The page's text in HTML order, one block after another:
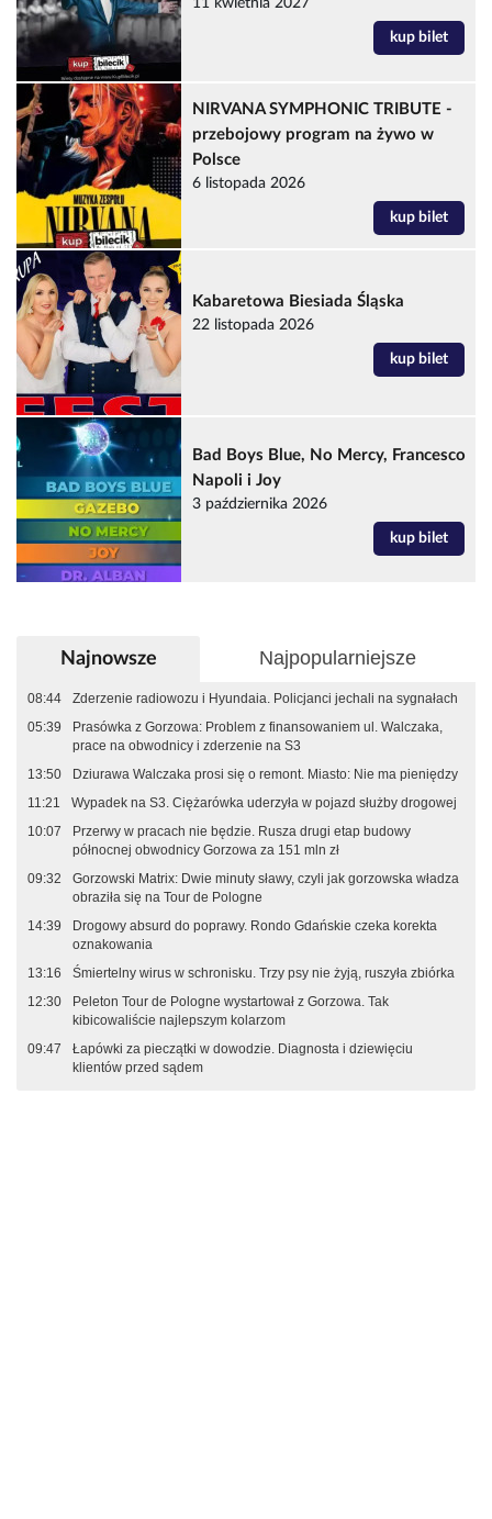
11 kwietnia 2027
kup bilet
NIRVANA SYMPHONIC TRIBUTE -
przebojowy program na żywo w
Polsce
6 listopada 2026
kup bilet
Kabaretowa Biesiada Śląska
22 listopada 2026
kup bilet
Bad Boys Blue, No Mercy, Francesco
Napoli i Joy
3 października 2026
kup bilet
Najnowsze Najpopularniejsze
08:44
Zderzenie radiowozu i Hyundaia. Policjanci jechali na sygnałach
05:39
Prasówka z Gorzowa: Problem z finansowaniem ul. Walczaka,
prace na obwodnicy i zderzenie na S3
13:50
Dziurawa Walczaka prosi się o remont. Miasto: Nie ma pieniędzy
11:21
Wypadek na S3. Ciężarówka uderzyła w pojazd służby drogowej
10:07
Przerwy w pracach nie będzie. Rusza drugi etap budowy
północnej obwodnicy Gorzowa za 151 mln zł
09:32
Gorzowski Matrix: Dwie minuty sławy, czyli jak gorzowska władza
obraziła się na Tour de Pologne
14:39
Drogowy absurd do poprawy. Rondo Gdańskie czeka korekta
oznakowania
13:16
Śmiertelny wirus w schronisku. Trzy psy nie żyją, ruszyła zbiórka
12:30
Peleton Tour de Pologne wystartował z Gorzowa. Tak
kibicowaliście najlepszym kolarzom
09:47
Łapówki za pieczątki w dowodzie. Diagnosta i dziewięciu
klientów przed sądem